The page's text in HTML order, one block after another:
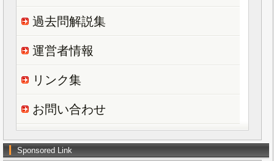
過去問解説集
運営者情報
リンク集
お問い合わせ
Sponsored Link